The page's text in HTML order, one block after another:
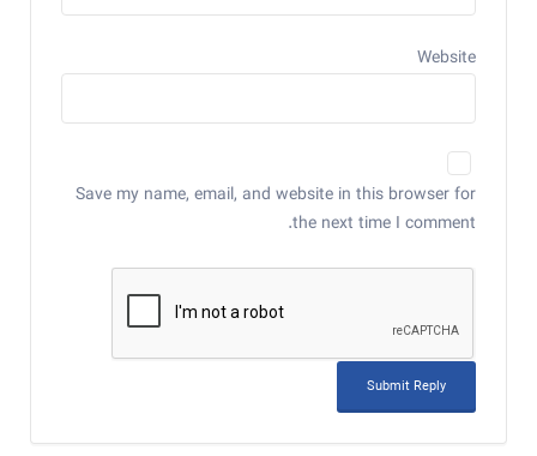
Website
Save my name, email, and website in this browser for
the next time I comment.